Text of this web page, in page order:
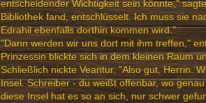
entscheidender Wichtigkeit sein könnte,"
Bibliothek fand, entschlüsselt. Ich muss sie
Edrahil ebenfalls dorthin kommen wird."
"Dann werden wir uns dort mit ihm treffen,"
Prinzessin blickte sich in dem kleinen Raum
Schließlich nickte Veantur. "Also gut, Herrin.
Insel. Schreiber - du weißt offenbar, wo
diese Insel hat es so an sich, nur schwer